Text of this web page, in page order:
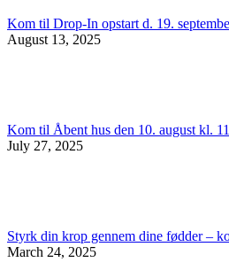
Kom til Drop-In opstart d. 19.
August 13, 2025
Kom til Åbent hus den 10. august kl.
July 27, 2025
Styrk din krop gennem dine fødder –
March 24, 2025